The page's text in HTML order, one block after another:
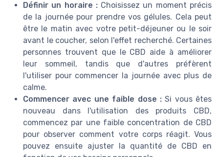
Définir un horaire :Choisissez un moment précis
de la journée pour prendre vos gélules. Cela peut
être le matin avec votre petit-déjeuner ou le soir
avant le coucher, selon l'effet recherché. Certaines
personnes trouvent que le CBD aide à améliorer
leur sommeil, tandis que d'autres préfèrent
l'utiliser pour commencer la journée avec plus de
calme.
Commencer avec une faible dose :Si vous êtes
nouveau dans l'utilisation des produits CBD,
commencez par une faible concentration de CBD
pour observer comment votre corps réagit. Vous
pouvez ensuite ajuster la quantité de CBD en